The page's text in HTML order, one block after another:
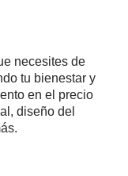
necesites de
tu bienestar y
en el precio
diseño del